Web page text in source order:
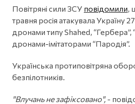
Повітряні сили ЗСУ повідомили,
травня росія атакувала Україну
дронами типу Shahed, “Гербера”,
дронами-імітаторами “Пародія”.
Українська протиповітряна
безпілотників.
"Влучань не зафіксовано", -